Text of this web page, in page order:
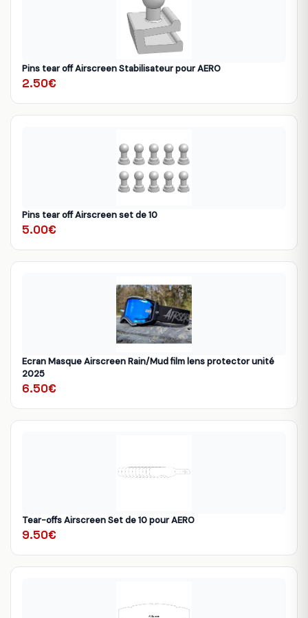
Pins tear off Airscreen Stabilisateur pour AERO
2.50€
Pins tear off Airscreen set de 10
5.00€
Ecran Masque Airscreen Rain/Mud film lens protector unité
2025
6.50€
Tear-offs Airscreen Set de 10 pour AERO
9.50€